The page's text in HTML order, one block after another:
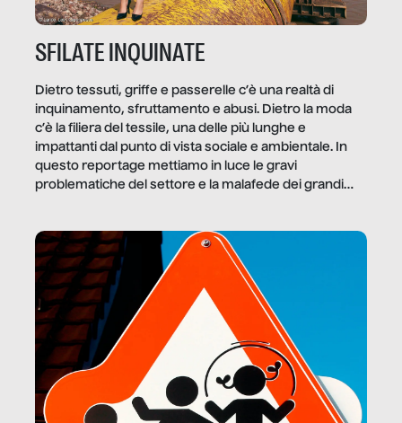
SFILATE INQUINATE
Dietro tessuti, griffe e passerelle c’è una realtà di
inquinamento, sfruttamento e abusi. Dietro la moda
c’è la filiera del tessile, una delle più lunghe e
impattanti dal punto di vista sociale e ambientale. In
questo reportage mettiamo in luce le gravi
problematiche del settore e la malafede dei grandi